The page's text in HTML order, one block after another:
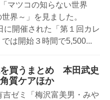
マツコの知らない世界
界～」を見ました。
に開催された「第１回カレ
は開始３時間で5,500...
買うまとめ 本田武史
質ケアほか
吉ゼミ「梅沢富美男・みや